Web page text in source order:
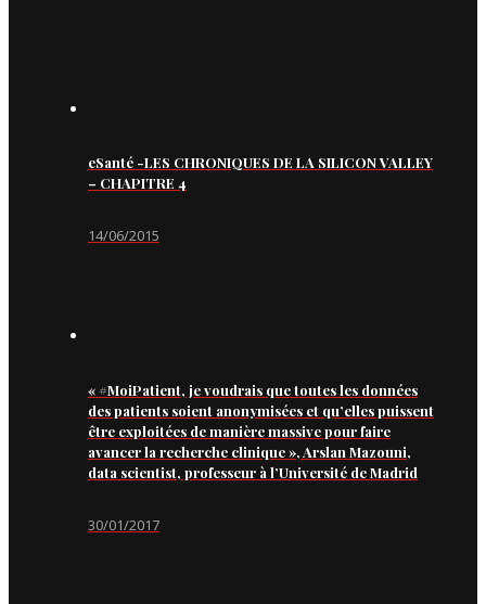
eSanté -LES CHRONIQUES DE LA SILICON VALLEY
– CHAPITRE 4
14/06/2015
« #MoiPatient, je voudrais que toutes les données
des patients soient anonymisées et qu’elles puissent
être exploitées de manière massive pour faire
avancer la recherche clinique », Arslan Mazouni,
data scientist, professeur à l’Université de Madrid
30/01/2017